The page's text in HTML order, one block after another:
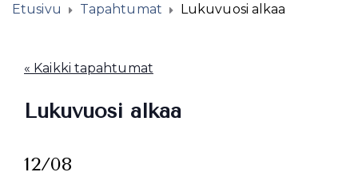
Etusivu Tapahtumat Lukuvuosi alkaa
« Kaikki tapahtumat
Lukuvuosi alkaa
12/08